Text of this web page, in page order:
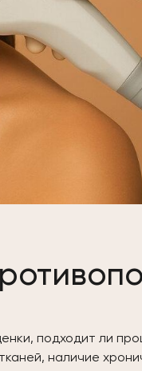
подходит ли
наличие